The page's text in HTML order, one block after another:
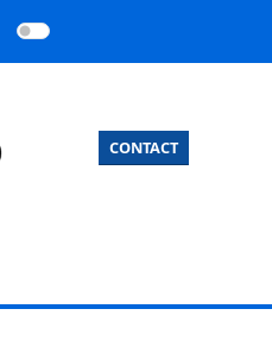
CONTACT